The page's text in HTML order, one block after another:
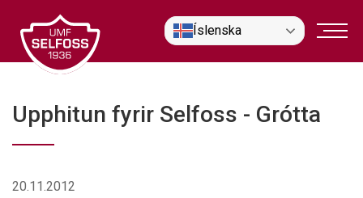
efni
Íslenska
Upphitun fyrir Selfoss - Grótta
20.11.2012